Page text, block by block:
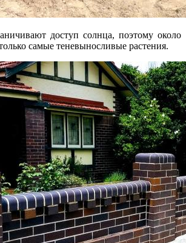
доступ солнца, поэтому около
самые теневыносливые растения.